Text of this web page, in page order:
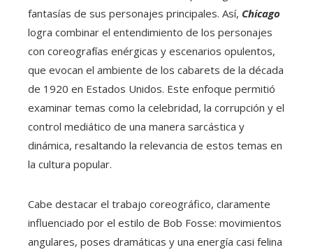
fantasías de sus personajes principales. Así, Chicago
logra combinar el entendimiento de los personajes
con coreografías enérgicas y escenarios opulentos,
que evocan el ambiente de los cabarets de la década
de 1920 en Estados Unidos. Este enfoque permitió
examinar temas como la celebridad, la corrupción y el
control mediático de una manera sarcástica y
dinámica, resaltando la relevancia de estos temas en
la cultura popular.
Cabe destacar el trabajo coreográfico, claramente
influenciado por el estilo de Bob Fosse: movimientos
angulares, poses dramáticas y una energía casi felina